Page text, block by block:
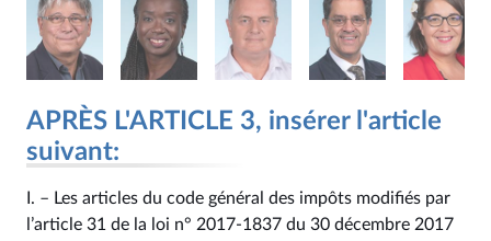
APRÈS L'ARTICLE 3, insérer l'article
suivant:
I. – Les articles du code général des impôts modifiés par
l’article 31 de la loi n° 2017‑1837 du 30 décembre 2017